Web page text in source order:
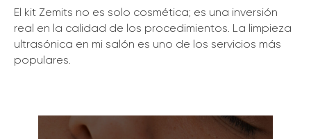
El kit Zemits no es solo cosmética; es una inversión
real en la calidad de los procedimientos. La limpieza
ultrasónica en mi salón es uno de los servicios más
populares.